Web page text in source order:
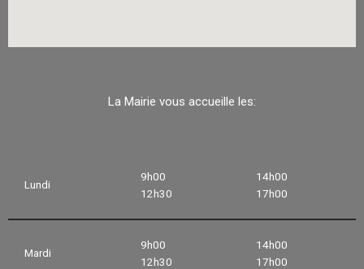
La Mairie vous accueille les:
Lundi
9h00
12h30
14h00
17h00
Mardi
9h00
12h30
14h00
17h00